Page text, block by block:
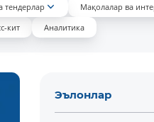
тендерлар
Мақолалар ва
кит Аналитика
Эълонлар